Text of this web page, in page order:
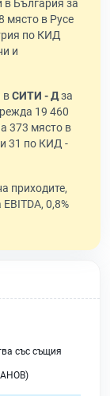
в България за
място в Русе
по КИД
и
вСИТИ - Дза
19 460
373 място в
31 по КИД -
приходите,
0,8%
със същия